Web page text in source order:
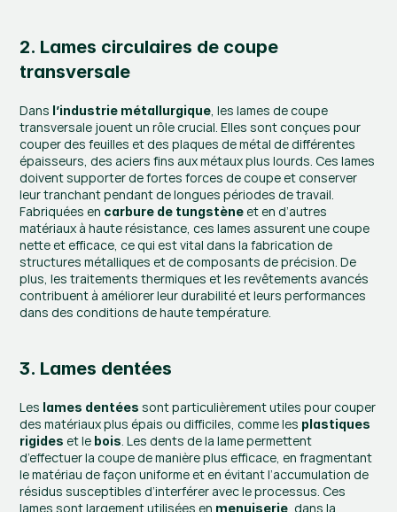
2. Lames circulaires de coupe
transversale
Dans l’industrie métallurgique , les lames de coupe
transversale jouent un rôle crucial. Elles sont conçues pour
couper des feuilles et des plaques de métal de différentes
épaisseurs, des aciers fins aux métaux plus lourds. Ces lames
doivent supporter de fortes forces de coupe et conserver
leur tranchant pendant de longues périodes de travail.
Fabriquées en carbure de tungstène et en d’autres
matériaux à haute résistance, ces lames assurent une coupe
nette et efficace, ce qui est vital dans la fabrication de
structures métalliques et de composants de précision. De
plus, les traitements thermiques et les revêtements avancés
contribuent à améliorer leur durabilité et leurs performances
dans des conditions de haute température.
3. Lames dentées
Les lames dentées sont particulièrement utiles pour couper
des matériaux plus épais ou difficiles, comme les plastiques
rigides et le bois . Les dents de la lame permettent
d’effectuer la coupe de manière plus efficace, en fragmentant
le matériau de façon uniforme et en évitant l’accumulation de
résidus susceptibles d’interférer avec le processus. Ces
lames sont largement utilisées en menuiserie , dans la